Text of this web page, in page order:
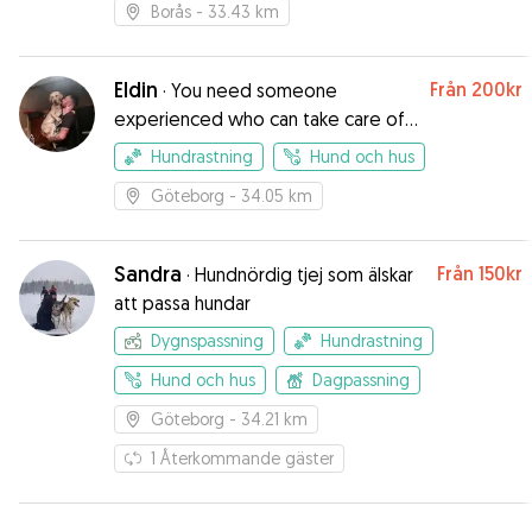
Borås - 33.43 km
Eldin · You need someone
experienced who can take care of
your dog? Here I am!
Från 200kr
Hundrastning
Hund och hus
Göteborg - 34.05 km
Sandra · Hundnördig tjej som älskar
att passa hundar
Från 150kr
Dygnspassning
Hundrastning
Hund och hus
Dagpassning
Göteborg - 34.21 km
1 Återkommande gäster